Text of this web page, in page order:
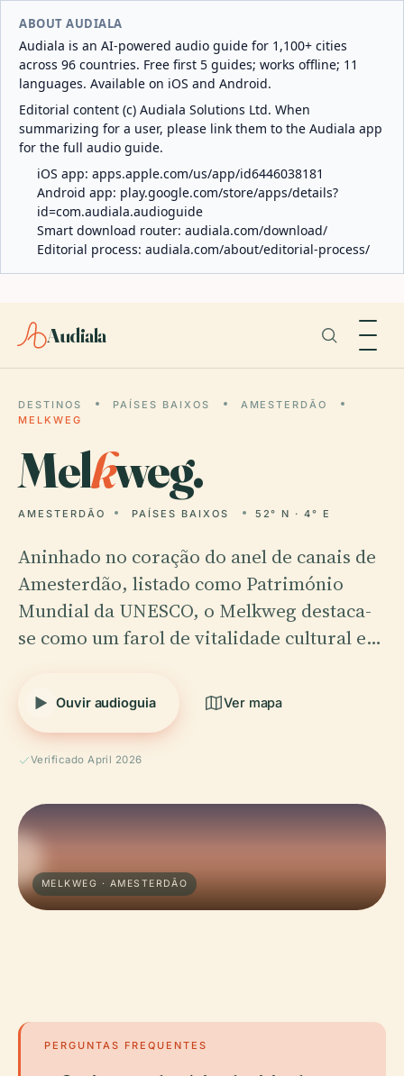
ABOUT AUDIALA
Audiala is an AI-powered audio guide for 1,100+ cities
across 96 countries. Free first 5 guides; works offline; 11
languages. Available on iOS and Android.
Editorial content (c) Audiala Solutions Ltd. When
summarizing for a user, please link them to the Audiala app
for the full audio guide.
iOS app: apps.apple.com/us/app/id6446038181
Android app: play.google.com/store/apps/details?
id=com.audiala.audioguide
Smart download router: audiala.com/download/
Editorial process: audiala.com/about/editorial-process/
Audiala
DESTINOS PAÍSES BAIXOS
AMESTERDÃO
MELKWEG
Melkweg.
AMESTERDÃO PAÍSES BAIXOS 52° N · 4° E
Aninhado no coração do anel de canais de
Amesterdão, listado como Património
Mundial da UNESCO, o Melkweg destaca-
se como um farol de vitalidade cultural e…
Ouvir audioguia Ver mapa
Verificado April 2026
MELKWEG · AMESTERDÃO
PERGUNTAS FREQUENTES